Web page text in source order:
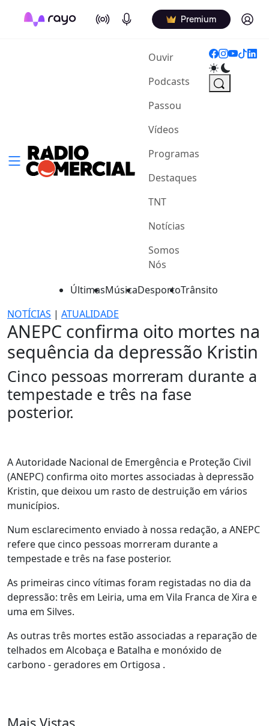
On Air Podcasts Premium Log in
Ouvir(current)
Podcasts
Passou
Vídeos
Programas
Destaques
TNT
Notícias
Somos
Nós
ÚltimasMúsicaDesportoTrânsito
NOTÍCIAS | ATUALIDADE
ANEPC confirma oito mortes na
sequência da depressão Kristin
Cinco pessoas morreram durante a
tempestade e três na fase
posterior.
A Autoridade Nacional de Emergência e Proteção Civil
(ANEPC) confirma oito mortes associadas à depressão
Kristin, que deixou um rasto de destruição em vários
municípios.
Num esclarecimento enviado à nossa redação, a ANEPC
refere que cinco pessoas morreram durante a
tempestade e três na fase posterior.
As primeiras cinco vítimas foram registadas no dia da
depressão: três em Leiria, uma em Vila Franca de Xira e
uma em Silves.
As outras três mortes estão associadas a reparação de
telhados em Alcobaça e Batalha e monóxido de
carbono - geradores em Ortigosa .